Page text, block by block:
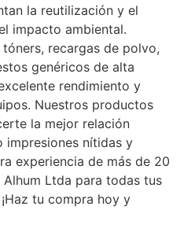
la reutilización y el
impacto ambiental.
recargas de polvo,
genéricos de alta
rendimiento y
Nuestros productos
la mejor relación
impresiones nítidas y
experiencia de más de 20
Ltda para todas tus
tu compra hoy y